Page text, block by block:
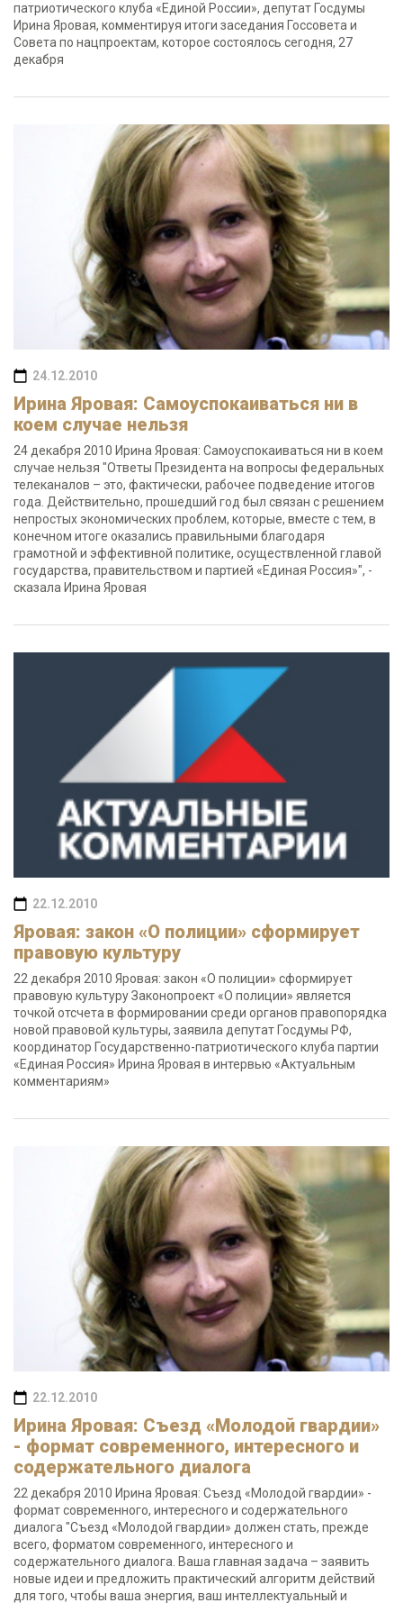
патриотического клуба «Единой России», депутат Госдумы
Ирина Яровая, комментируя итоги заседания Госсовета и
Совета по нацпроектам, которое состоялось сегодня, 27
декабря
24.12.2010
Ирина Яровая: Самоуспокаиваться ни в
коем случае нельзя
24 декабря 2010 Ирина Яровая: Самоуспокаиваться ни в коем
случае нельзя "Ответы Президента на вопросы федеральных
телеканалов – это, фактически, рабочее подведение итогов
года. Действительно, прошедший год был связан с решением
непростых экономических проблем, которые, вместе с тем, в
конечном итоге оказались правильными благодаря
грамотной и эффективной политике, осуществленной главой
государства, правительством и партией «Единая Россия»", -
сказала Ирина Яровая
22.12.2010
Яровая: закон «О полиции» сформирует
правовую культуру
22 декабря 2010 Яровая: закон «О полиции» сформирует
правовую культуру Законопроект «О полиции» является
точкой отсчета в формировании среди органов правопорядка
новой правовой культуры, заявила депутат Госдумы РФ,
координатор Государственно-патриотического клуба партии
«Единая Россия» Ирина Яровая в интервью «Актуальным
комментариям»
22.12.2010
Ирина Яровая: Съезд «Молодой гвардии»
- формат современного, интересного и
содержательного диалога
22 декабря 2010 Ирина Яровая: Съезд «Молодой гвардии» -
формат современного, интересного и содержательного
диалога "Съезд «Молодой гвардии» должен стать, прежде
всего, форматом современного, интересного и
содержательного диалога. Ваша главная задача – заявить
новые идеи и предложить практический алгоритм действий
для того, чтобы ваша энергия, ваш интеллектуальный и